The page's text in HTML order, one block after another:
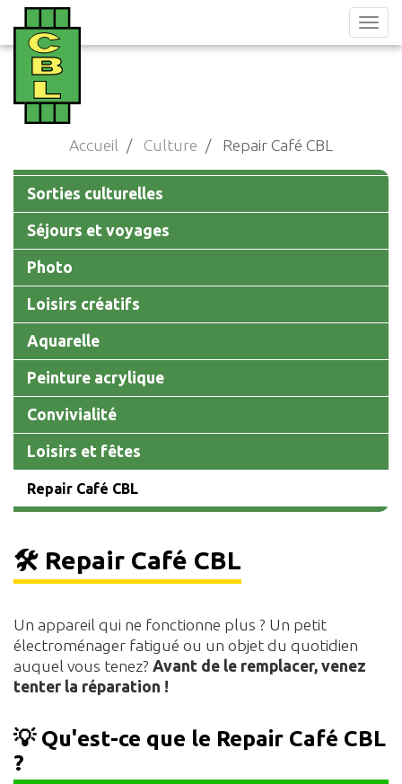
Aller
au
contenu
principal
Accueil Culture Repair Café CBL
Main
navigation
Sorties culturelles
Séjours et voyages
Photo
Loisirs créatifs
Aquarelle
Peinture acrylique
Convivialité
Loisirs et fêtes
Repair Café CBL
🛠️ Repair Café CBL
Un appareil qui ne fonctionne plus ? Un petit
électroménager fatigué ou un objet du quotidien
auquel vous tenez? Avant de le remplacer, venez
tenter la réparation !
💡 Qu'est-ce que le Repair Café CBL
?